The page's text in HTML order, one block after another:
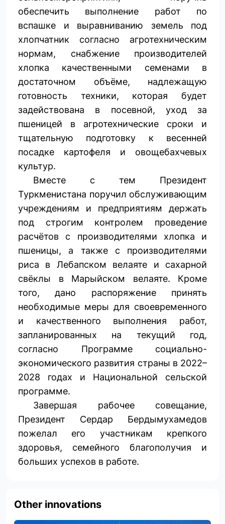
обеспечить выполнение работ по
вспашке и выравниванию земель под
хлопчатник согласно агротехническим
нормам, снабжение производителей
хлопка качественными семенами в
достаточном объёме, надлежащую
готовность техники, которая будет
задействована в посевной, уход за
пшеницей в агротехнические сроки и
тщательную подготовку к весенней
посадке картофеля и овощебахчевых
культур.
Вместе с тем Президент
Туркменистана поручил обслуживающим
учреждениям и предприятиям держать
под строгим контролем проведение
расчётов с производителями хлопка и
пшеницы, а также с производителями
риса в Лебапском велаяте и сахарной
свёклы в Марыйском велаяте. Кроме
того, дано распоряжение принять
необходимые меры для своевременного
и качественного выполнения работ,
запланированных на текущий год,
согласно Программе социально-
экономического развития страны в 2022–
2028 годах и Национальной сельской
программе.
Завершая рабочее совещание,
Президент Сердар Бердымухамедов
пожелал его участникам крепкого
здоровья, семейного благополучия и
больших успехов в работе.
Other innovations